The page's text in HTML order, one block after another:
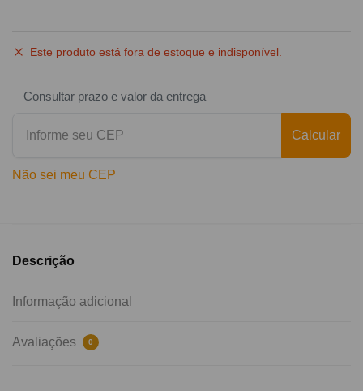
Este produto está fora de estoque e indisponível.
Consultar prazo e valor da entrega
Calcular
Não sei meu CEP
Descrição
Informação adicional
Avaliações 0